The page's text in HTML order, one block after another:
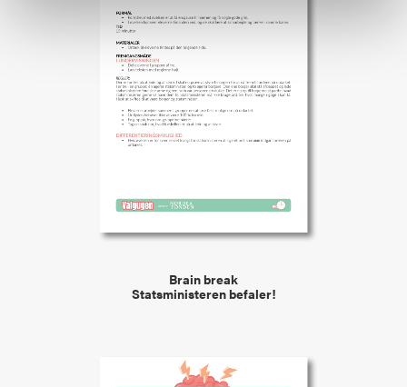
VIEW
Brain break
Statsministeren befaler!